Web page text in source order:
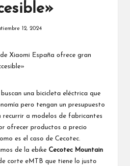
12, 2024
una bicicleta eléctrica que
pero tengan un presupuesto
recurrir a modelos de fabricantes
ofrecer productos a precio
es el caso de Cecotec.
de la ebike Cecotec Mountain
corte eMTB que tiene lo justo